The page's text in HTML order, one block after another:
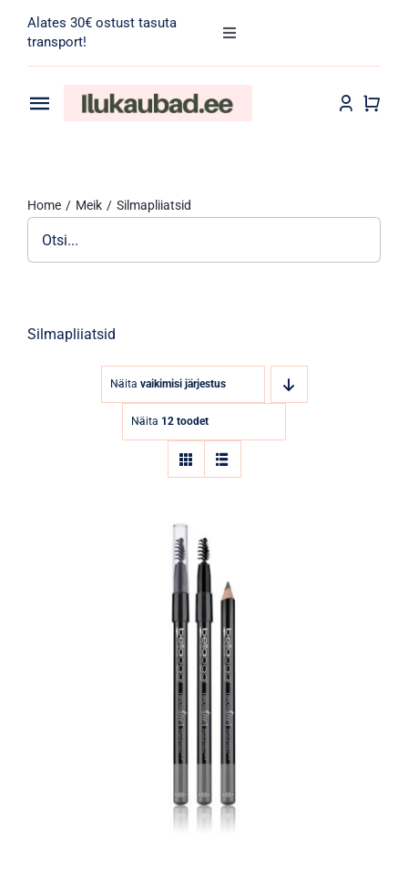
content
Alates 30€ ostust tasuta
transport!
Toggle
for:
Toggle
Näohooldus
Kehahooldus
Home Meik Silmapliiatsid
Silmapliiatsid
Näita vaikimisi järjestus
Näita 12 toodet